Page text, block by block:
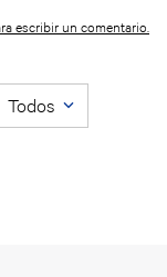
escribir un comentario.
Todos